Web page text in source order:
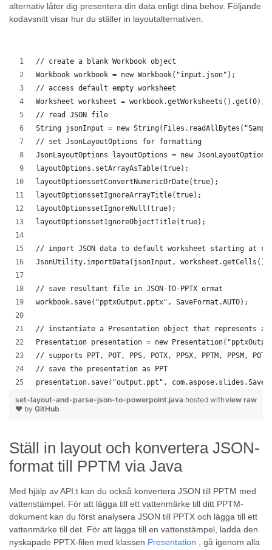
alternativ låter dig presentera din data enligt dina behov. Följande
kodavsnitt visar hur du ställer in layoutalternativen.
// create a blank Workbook object
Workbook workbook = new Workbook("input.json");
// access default empty worksheet
Worksheet worksheet = workbook.getWorksheets().get(0);
// read JSON file
String jsonInput = new
// set JsonLayoutOptions for formatting
JsonLayoutOptions layoutOptions = new
layoutOptions.setArrayAsTable(true);
layoutOptionssetConvertNumericOrDate(true);
layoutOptionssetIgnoreArrayTitle(true);
layoutOptionssetIgnoreNull(true);
layoutOptionssetIgnoreObjectTitle(true);
// import JSON data to default worksheet starting at
JsonUtility.importData(jsonInput,
// save resultant file in JSON-TO-PPTX ormat
workbook.save("pptxOutput.pptx", SaveFormat.AUTO);
// instantiate a Presentation object that represents a
Presentation presentation = new
// supports PPT, POT, PPS, POTX, PPSX, PPTM, PPSM,
// save the presentation as PPT
presentation.save("output.ppt",
view raw
set-layout-and-parse-json-to-powerpoint.java hosted with
❤ by GitHub
Ställ in layout och konvertera JSON-
format till PPTM via Java
Med hjälp av API:t kan du också konvertera JSON till PPTM med
vattenstämpel. För att lägga till ett vattenmärke till ditt PPTM-
dokument kan du först analysera JSON till PPTX och lägga till ett
vattenmärke till det. För att lägga till en vattenstämpel, ladda den
nyskapade PPTX-filen med klassen Presentation , gå igenom alla